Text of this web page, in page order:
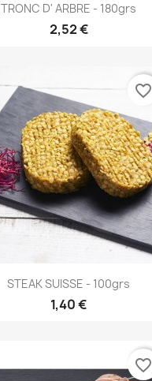
TRONC D' ARBRE - 180grs
2,52 €
STEAK SUISSE - 100grs
1,40 €
favorite_border
favorite_border